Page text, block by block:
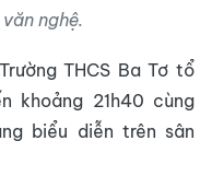
nghệ.
THCS Ba Tơ tổ
khoảng 21h40 cùng
biểu diễn trên sân